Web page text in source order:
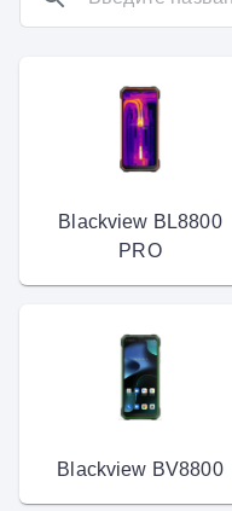
Blackview BL8800
PRO
Blackview BV8800